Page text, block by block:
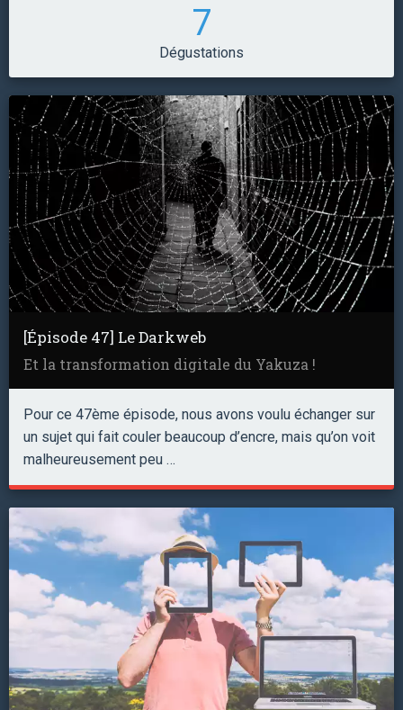
7
Dégustations
[Épisode 47] Le Darkweb
Et la transformation digitale du Yakuza !
Pour ce 47ème épisode, nous avons voulu échanger sur
un sujet qui fait couler beaucoup d’encre, mais qu’on voit
malheureusement peu …